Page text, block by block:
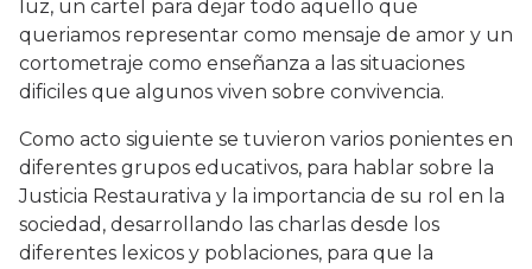
luz, un cartel para dejar todo aquello que
queriamos representar como mensaje de amor y un
cortometraje como enseñanza a las situaciones
dificiles que algunos viven sobre convivencia.
Como acto siguiente se tuvieron varios ponientes en
diferentes grupos educativos, para hablar sobre la
Justicia Restaurativa y la importancia de su rol en la
sociedad, desarrollando las charlas desde los
diferentes lexicos y poblaciones, para que la